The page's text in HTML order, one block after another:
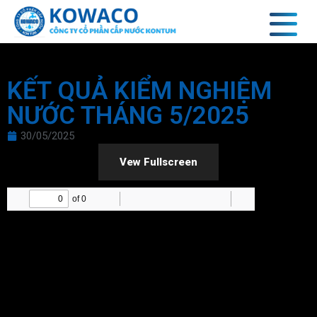
KẾT QUẢ KIỂM NGHIỆM
NƯỚC THÁNG 5/2025
30/05/2025
Vew Fullscreen